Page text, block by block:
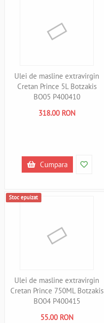
Ulei de masline extravirgin
Cretan Prince 5L Botzakis
BO05 P400410
318.00 RON
Cumpara
Stoc epuizat
Ulei de masline extravirgin
Cretan Prince 750ML Botzakis
BO04 P400415
55.00 RON